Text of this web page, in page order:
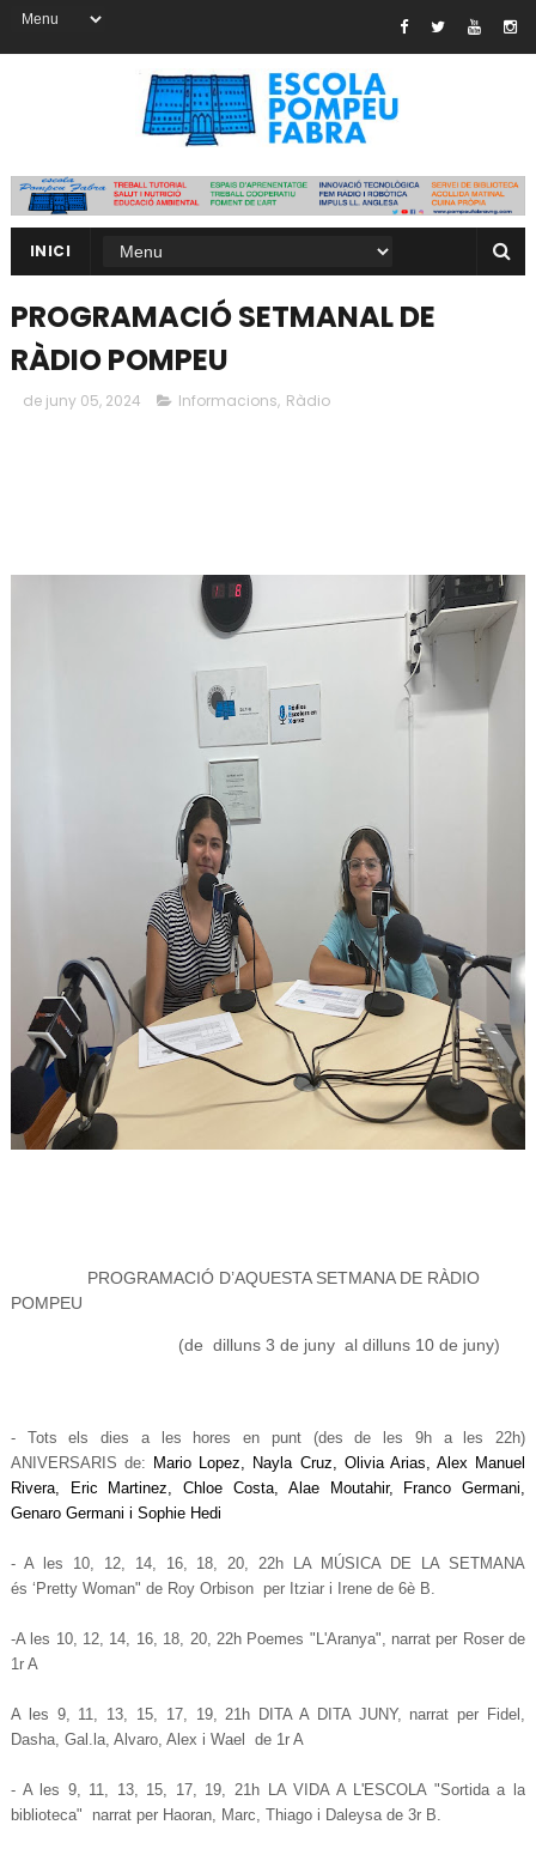
INICI
PROGRAMACIÓ SETMANAL DE
RÀDIO POMPEU
de juny 05, 2024 Informacions, Ràdio
PROGRAMACIÓ D’AQUESTA SETMANA DE RÀDIO
POMPEU
(de dilluns 3 de juny al dilluns 10 de juny)
- Tots els dies a les hores en punt (des de les 9h a les 22h)
ANIVERSARIS de: Mario Lopez, Nayla Cruz, Olivia Arias, Alex Manuel
Rivera, Eric Martinez, Chloe Costa, Alae Moutahir, Franco Germani,
Genaro Germani i Sophie Hedi
- A les 10, 12, 14, 16, 18, 20, 22h LA MÚSICA DE LA SETMANA
és ‘Pretty Woman" de Roy Orbison per Itziar i Irene de 6è B.
-A les 10, 12, 14, 16, 18, 20, 22h Poemes "L'Aranya", narrat per Roser de
1r A
A les 9, 11, 13, 15, 17, 19, 21h DITA A DITA JUNY, narrat per Fidel,
Dasha, Gal.la, Alvaro, Alex i Wael de 1r A
- A les 9, 11, 13, 15, 17, 19, 21h LA VIDA A L'ESCOLA "Sortida a la
biblioteca" narrat per Haoran, Marc, Thiago i Daleysa de 3r B.